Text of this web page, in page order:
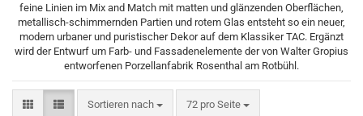
feine Linien im Mix and Match mit matten und glänzenden Oberflächen,
metallisch-schimmernden Partien und rotem Glas entsteht so ein neuer,
modern urbaner und puristischer Dekor auf dem Klassiker TAC. Ergänzt
wird der Entwurf um Farb- und Fassadenelemente der von Walter Gropius
entworfenen Porzellanfabrik Rosenthal am Rotbühl.
Sortieren nach
Sortieren nach 72 pro Seite
pro Seite